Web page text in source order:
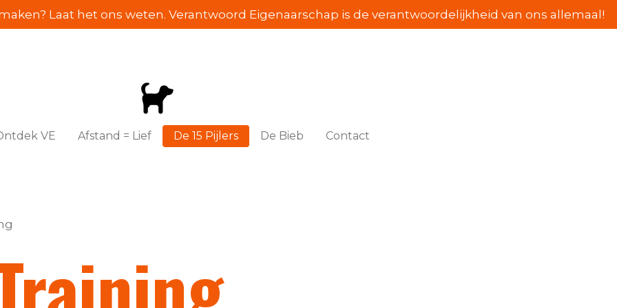
Laat het ons weten. Verantwoord Eigenaarschap is de verantwoordelijkheid van ons allemaal!
VE Afstand = Lief De 15 Pijlers De Bieb Contact